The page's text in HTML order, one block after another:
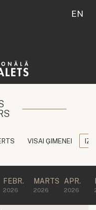
EN
VISAI ĢIMENEI
FEBR.
2026
MARTS
2026
APR.
2026